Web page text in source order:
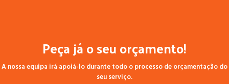
Peça já o seu orçamento!
A nossa equipa irá apoiá-lo durante todo o processo de orçamentação do
seu serviço.